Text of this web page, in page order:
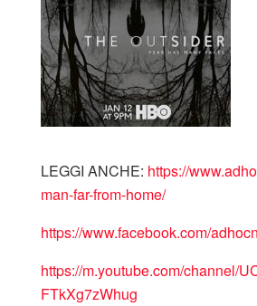
LEGGI ANCHE: https://
man-far-from-home/
https://www.facebook.com/
https://m.youtube.com/channel/
FTkXg7zWhug